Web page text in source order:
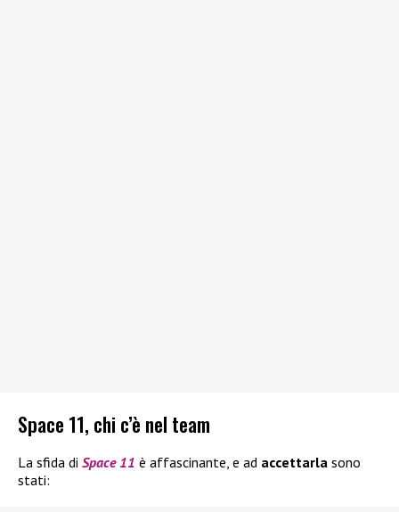
Space 11, chi c’è nel team
La sfida di Space 11 è affascinante, e ad accettarla sono
stati: